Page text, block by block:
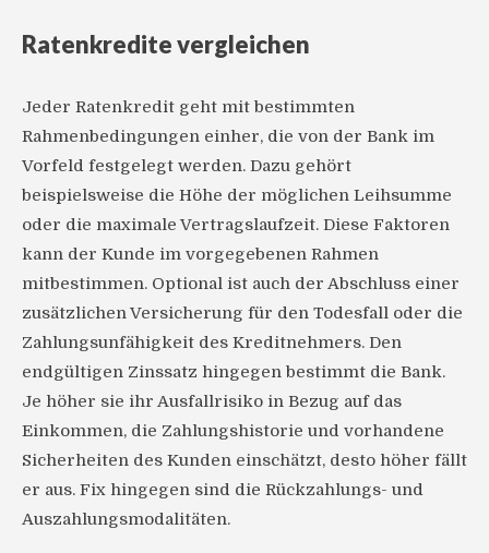
Ratenkredite vergleichen
Jeder Ratenkredit geht mit bestimmten
Rahmenbedingungen einher, die von der Bank im
Vorfeld festgelegt werden. Dazu gehört
beispielsweise die Höhe der möglichen Leihsumme
oder die maximale Vertragslaufzeit. Diese Faktoren
kann der Kunde im vorgegebenen Rahmen
mitbestimmen. Optional ist auch der Abschluss einer
zusätzlichen Versicherung für den Todesfall oder die
Zahlungsunfähigkeit des Kreditnehmers. Den
endgültigen Zinssatz hingegen bestimmt die Bank.
Je höher sie ihr Ausfallrisiko in Bezug auf das
Einkommen, die Zahlungshistorie und vorhandene
Sicherheiten des Kunden einschätzt, desto höher fällt
er aus. Fix hingegen sind die Rückzahlungs- und
Auszahlungsmodalitäten.